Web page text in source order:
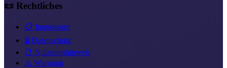
📜 Rechtliches
📋 Impressum
🔒 Datenschutz
📑 Nutzungshinweis
⚠️ Warnung